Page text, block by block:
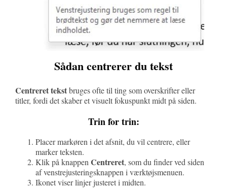
Sådan centrerer du tekst
Centreret tekstbruges ofte til ting som overskrifter eller
titler, fordi det skaber et visuelt fokuspunkt midt på siden.
Trin for trin:
Placer markøren i det afsnit, du vil centrere, eller
marker teksten.
Klik på knappen Centreret, som du finder ved siden
af venstrejusteringsknappen i værktøjsmenuen.
Ikonet viser linjer justeret i midten.